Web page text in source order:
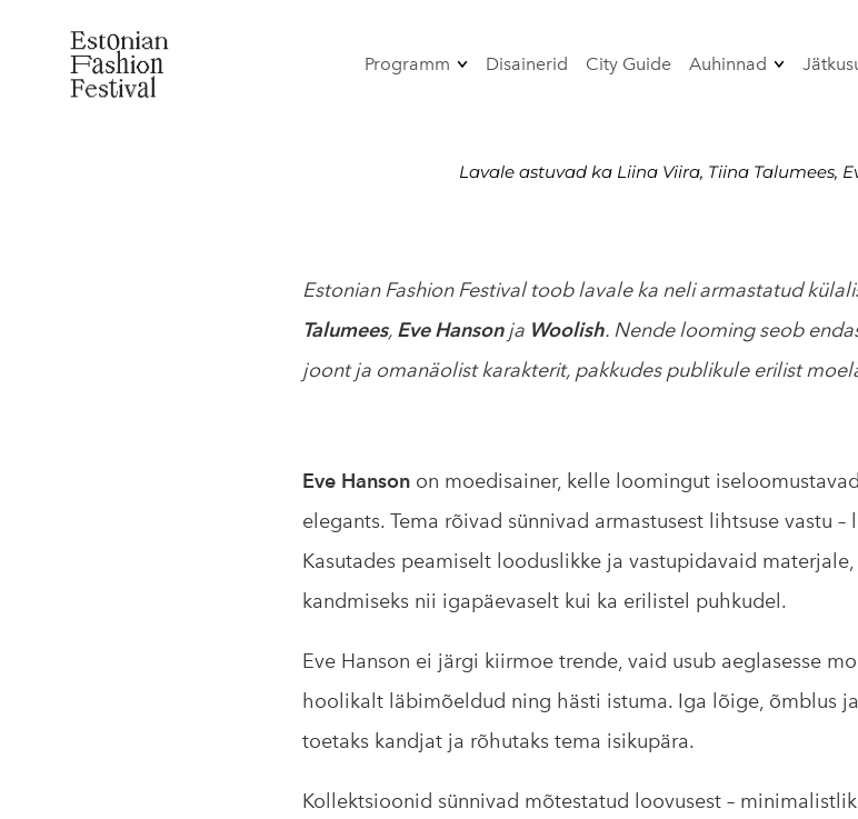
Programm
Mood-Performance-
vestlusprogramm
Disainerid City Guide Auhinnad
Žürii 2026
Lavale astuvad ka Liina Viira, Tiina Talumees,
Estonian Fashion Festival toob lavale ka neli armastatud
Talumees, Eve Hansonja Woolish. Nende looming seob
joont ja omanäolist karakterit, pakkudes publikule erilist
Eve Hanson on moedisainer, kelle loomingut
elegants. Tema rõivad sünnivad armastusest lihtsuse vastu
Kasutades peamiselt looduslikke ja vastupidavaid
kandmiseks nii igapäevaselt kui ka erilistel puhkudel.
Eve Hanson ei järgi kiirmoe trende, vaid usub aeglasesse
hoolikalt läbimõeldud ning hästi istuma. Iga lõige, õmblus
toetaks kandjat ja rõhutaks tema isikupära.
Kollektsioonid sünnivad mõtestatud loovusest –